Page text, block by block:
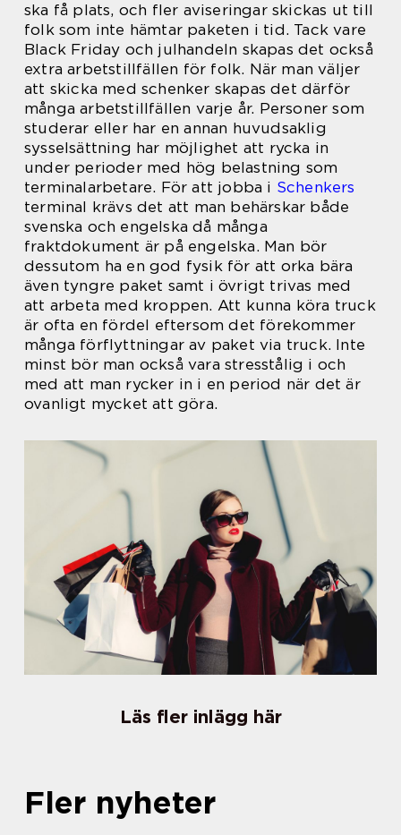
ska få plats, och fler aviseringar skickas ut till
folk som inte hämtar paketen i tid. Tack vare
Black Friday och julhandeln skapas det också
extra arbetstillfällen för folk. När man väljer
att skicka med schenker skapas det därför
många arbetstillfällen varje år. Personer som
studerar eller har en annan huvudsaklig
sysselsättning har möjlighet att rycka in
under perioder med hög belastning som
terminalarbetare. För att jobba i Schenkers
terminal krävs det att man behärskar både
svenska och engelska då många
fraktdokument är på engelska. Man bör
dessutom ha en god fysik för att orka bära
även tyngre paket samt i övrigt trivas med
att arbeta med kroppen. Att kunna köra truck
är ofta en fördel eftersom det förekommer
många förflyttningar av paket via truck. Inte
minst bör man också vara stresstålig i och
med att man rycker in i en period när det är
ovanligt mycket att göra.
Läs fler inlägg här
Fler nyheter